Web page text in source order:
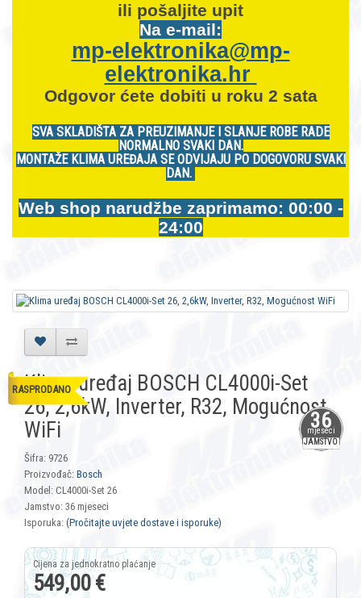
ili pošaljite upit
Na e-mail:
mp-elektronika@mp-
elektronika.hr
Odgovor ćete dobiti u roku 2 sata
SVA SKLADIŠTA ZA PREUZIMANJE I SLANJE ROBE RADE
NORMALNO SVAKI DAN.
MONTAŽE KLIMA UREĐAJA SE ODVIJAJU PO DOGOVORU SVAKI
DAN.
Web shop narudžbe zaprimamo: 00:00 -
24:00
36
mjeseci
JAMSTVO
RASPRODANO
Klima uređaj BOSCH CL4000i-Set
26, 2,6kW, Inverter, R32, Mogućnost
WiFi
Šifra: 9726
Proizvođač: Bosch
Model: CL4000i-Set 26
Jamstvo: 36 mjeseci
Isporuka: (Pročitajte uvjete dostave i isporuke)
549,00 €